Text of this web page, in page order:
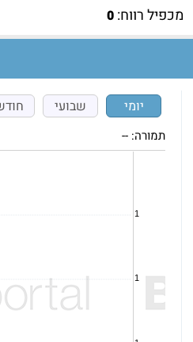
מכפיל רווח: 0
יומי שבועי
תמורה: --